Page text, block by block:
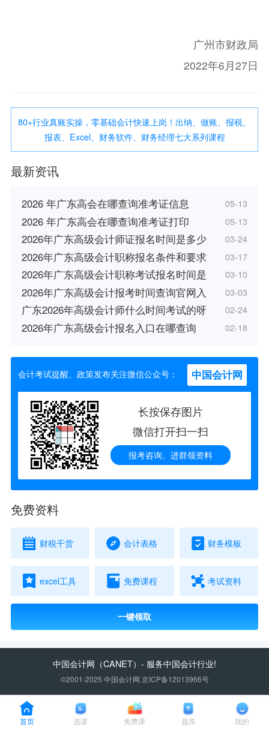
广州市财政局
2022年6月27日
80+行业真账实操，零基础会计快速上岗！出纳、做账、报税、
报表、Excel、财务软件、财务经理七大系列课程
最新资讯
2026 年广东高会在哪查询准考证信息 05-13
2026 年广东高会在哪查询准考证打印 05-13
2026年广东高级会计师证报名时间是多少 03-24
2026年广东高级会计职称报名条件和要求 03-17
2026年广东高级会计职称考试报名时间是 03-10
2026年广东高级会计报考时间查询官网入 03-03
广东2026年高级会计师什么时间考试的呀 02-24
2026年广东高级会计报名入口在哪查询 02-18
会计考试提醒、政策发布关注微信公众号： 中国会计网
长按保存图片
微信打开扫一扫
报考咨询、进群领资料
免费资料
财税干货 会计表格 财务模板
excel工具 免费课程 考试资料
一键领取
中国会计网 （CANET）- 服务中国会计行业!
©2001-2025 中国会计网 京ICP备12013966号
首页 选课 免费课 题库 我的